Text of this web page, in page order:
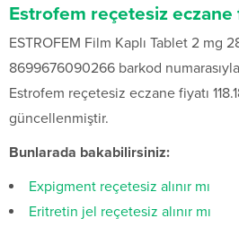
Estrofem reçetesiz eczane
ESTROFEM Film Kaplı Tablet 2 mg
8699676090266 barkod
Estrofem reçetesiz eczane fiyatı
güncellenmiştir.
Bunlarada bakabilirsiniz:
Expigment reçetesiz alınır mı
Eritretin jel reçetesiz alınır mı